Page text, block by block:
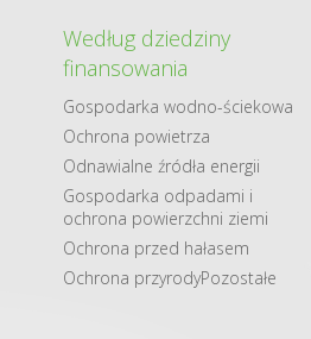
Według dziedziny
finansowania
Gospodarka​ wodno​-ściekowa
Ochrona powietrza
Odnawialne​ źródła​ energii
Gospodarka odpadami i
ochrona powierzchni ziemi
Ochrona przed hałasem
Ochrona przyrodyPozostałe